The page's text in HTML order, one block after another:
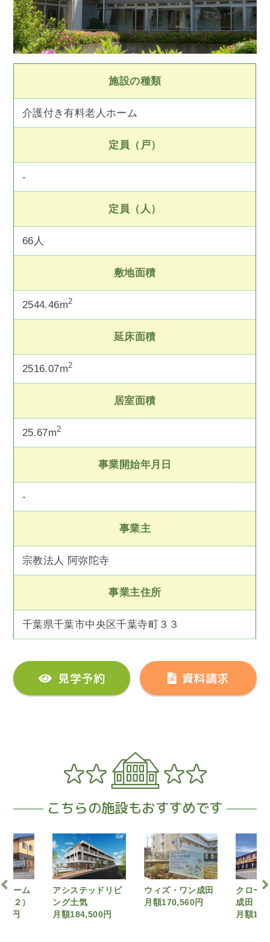
施設の種類
介護付き有料老人ホーム
定員（戸）
-
定員（人）
66人
敷地面積
2544.46m2
延床面積
2516.07m2
居室面積
25.67m2
事業開始年月日
-
事業主
宗教法人 阿弥陀寺
事業主住所
千葉県千葉市中央区千葉寺町３３
見学予約 資料請求
こちらの施設もおすすめです
ドリビ
円
ウィズ・ワン成田
月額170,560円
クローバーホーム
成田（要介護１）
森田さ
sora
月額